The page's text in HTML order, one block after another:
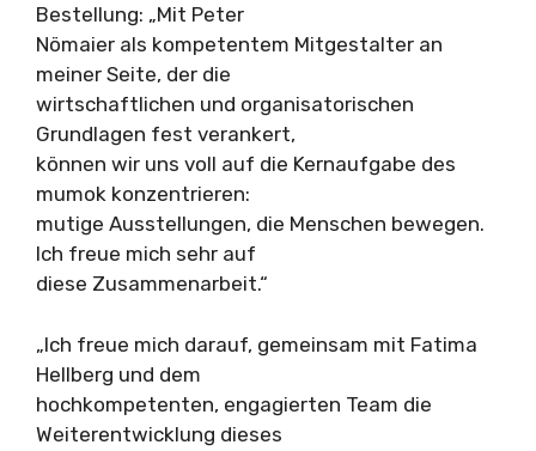
Bestellung: „Mit Peter
Nömaier als kompetentem Mitgestalter an
meiner Seite, der die
wirtschaftlichen und organisatorischen
Grundlagen fest verankert,
können wir uns voll auf die Kernaufgabe des
mumok konzentrieren:
mutige Ausstellungen, die Menschen bewegen.
Ich freue mich sehr auf
diese Zusammenarbeit.“
„Ich freue mich darauf, gemeinsam mit Fatima
Hellberg und dem
hochkompetenten, engagierten Team die
Weiterentwicklung dieses